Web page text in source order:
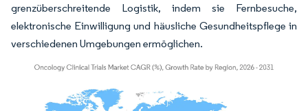
grenzüberschreitende Logistik, indem sie Fernbesuche,
elektronische Einwilligung und häusliche Gesundheitspflege in
verschiedenen Umgebungen ermöglichen.